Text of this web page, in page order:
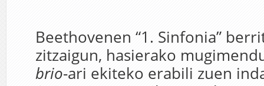
Beethovenen “1. Sinfonia”
zitzaigun, hasierako
brio-ari ekiteko erabili zuen